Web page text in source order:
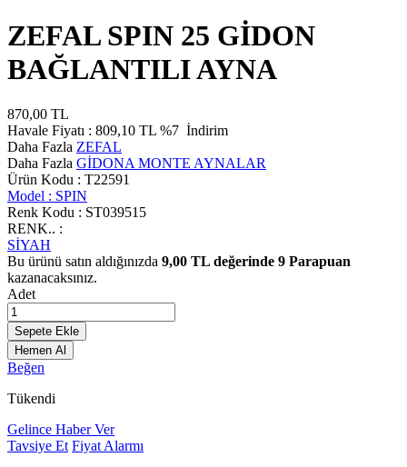
ZEFAL SPIN 25 GİDON
BAĞLANTILI AYNA
870,00 TL
Havale Fiyatı : 809,10 TL %7 İndirim
Daha Fazla ZEFAL
Daha Fazla GİDONA MONTE AYNALAR
Ürün Kodu : T22591
Model : SPIN
Renk Kodu : ST039515
RENK.. :
SİYAH
Bu ürünü satın aldığınızda 9,00 TL değerinde 9 Parapuan
kazanacaksınız.
Adet
Sepete Ekle
Hemen Al
Beğen
Tükendi
Gelince Haber Ver
Tavsiye Et Fiyat Alarmı